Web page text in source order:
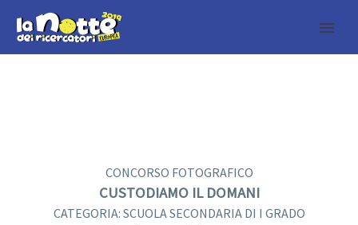
CONCORSO FOTOGRAFICO
CUSTODIAMO IL DOMANI
CATEGORIA: SCUOLA SECONDARIA DI I GRADO